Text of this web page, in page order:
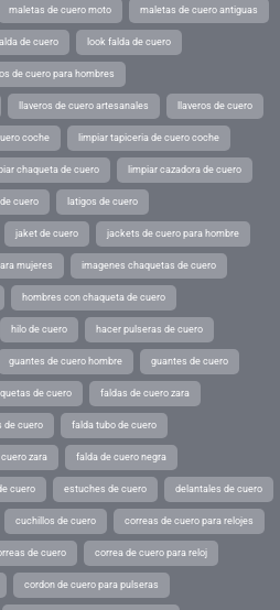
maletas de cuero moto maletas de cuero antiguas
de cuero look falda de cuero
de cuero para hombres
llaveros de cuero artesanales llaveros de cuero
coche limpiar tapiceria de cuero coche
chaqueta de cuero limpiar cazadora de cuero
cuero latigos de cuero
jaket de cuero jackets de cuero para hombre
mujeres imagenes chaquetas de cuero
hombres con chaqueta de cuero
hilo de cuero hacer pulseras de cuero
guantes de cuero hombre guantes de cuero
de cuero faldas de cuero zara
de cuero falda tubo de cuero
zara falda de cuero negra
cuero estuches de cuero delantales de cuero
cuchillos de cuero correas de cuero para relojes
de cuero correa de cuero para reloj
cordon de cuero para pulseras